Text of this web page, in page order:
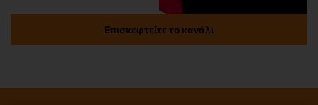
Επισκεφτείτε το κανάλι